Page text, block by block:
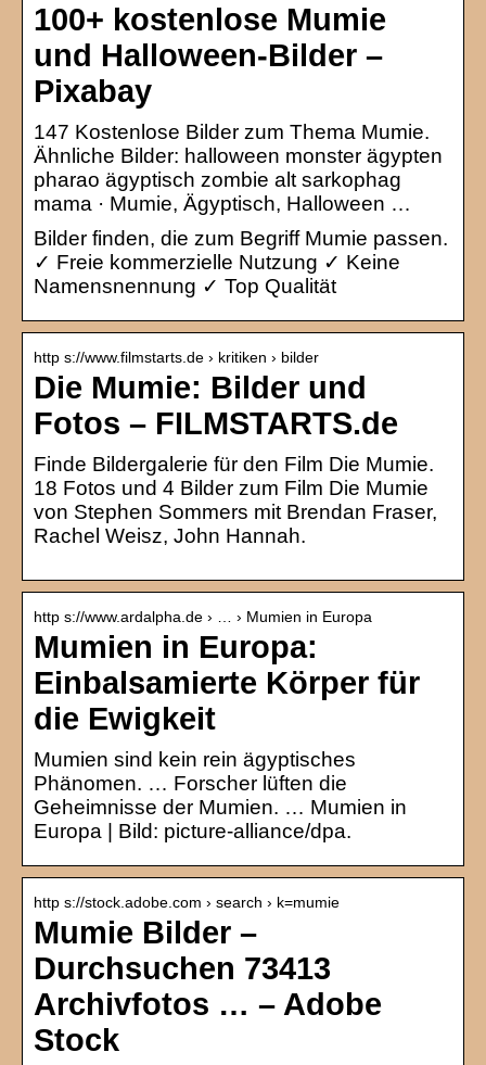
100+ kostenlose Mumie
und Halloween-Bilder –
Pixabay
147 Kostenlose Bilder zum Thema Mumie.
Ähnliche Bilder: halloween monster ägypten
pharao ägyptisch zombie alt sarkophag
mama · Mumie, Ägyptisch, Halloween …
Bilder finden, die zum Begriff Mumie passen.
✓ Freie kommerzielle Nutzung ✓ Keine
Namensnennung ✓ Top Qualität
http s://www.filmstarts.de › kritiken › bilder
Die Mumie: Bilder und
Fotos – FILMSTARTS.de
Finde Bildergalerie für den Film Die Mumie.
18 Fotos und 4 Bilder zum Film Die Mumie
von Stephen Sommers mit Brendan Fraser,
Rachel Weisz, John Hannah.
http s://www.ardalpha.de › … › Mumien in Europa
Mumien in Europa:
Einbalsamierte Körper für
die Ewigkeit
Mumien sind kein rein ägyptisches
Phänomen. … Forscher lüften die
Geheimnisse der Mumien. … Mumien in
Europa | Bild: picture-alliance/dpa.
http s://stock.adobe.com › search › k=mumie
Mumie Bilder –
Durchsuchen 73413
Archivfotos … – Adobe
Stock